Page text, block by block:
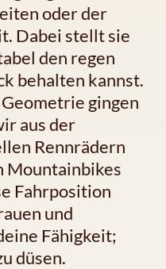
oder der
Dabei stellt sie
den regen
behalten kannst.
gingen
aus der
Rennrädern
Mountainbikes
Fahrposition
und
Fähigkeit;
düsen.